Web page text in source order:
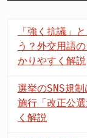
「強く抗議」
う？外交用語
かりやすく解説
選挙のSNS規
施行「改正公
く解説